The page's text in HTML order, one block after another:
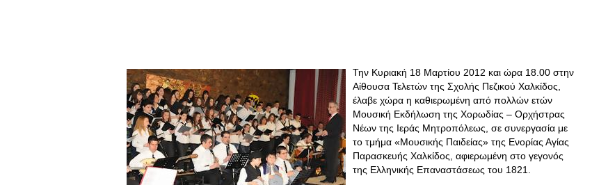
Την Κυριακή 18 Μαρτίου 2012 και ώρα 18.00 στην
Αίθουσα Τελετών της Σχολής Πεζικού Χαλκίδος,
έλαβε χώρα η καθιερωμένη από πολλών ετών
Μουσική Εκδήλωση της Χορωδίας – Ορχήστρας
Νέων της Ιεράς Μητροπόλεως, σε συνεργασία με
το τμήμα «Μουσικής Παιδείας» της Ενορίας Αγίας
Παρασκευής Χαλκίδος, αφιερωμένη στο γεγονός
της Ελληνικής Επαναστάσεως του 1821.